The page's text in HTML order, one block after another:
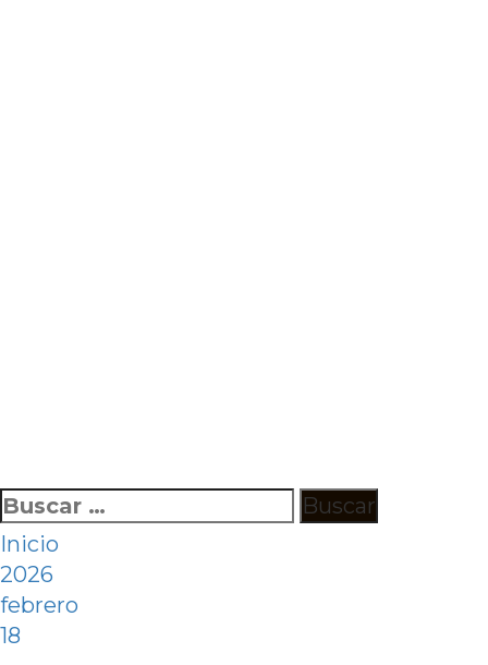
Ir
al
contenido
Buscar:
Inicio
2026
febrero
18